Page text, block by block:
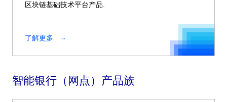
区块链基础技术平台产品.
了解更多
智能银行（网点）产品族